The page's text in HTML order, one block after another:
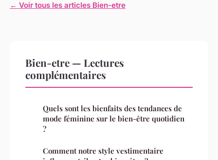
← Voir tous les articles Bien-etre
Bien-etre — Lectures
complémentaires
Quels sont les bienfaits des tendances de
mode féminine sur le bien-être quotidien
?
Comment notre style vestimentaire